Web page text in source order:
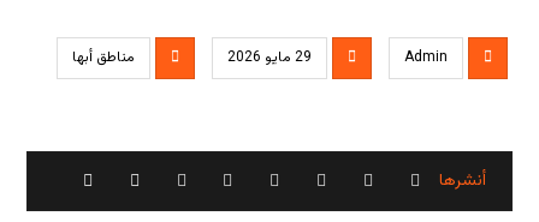
Admin 29 مايو 2026 مناطق أبها